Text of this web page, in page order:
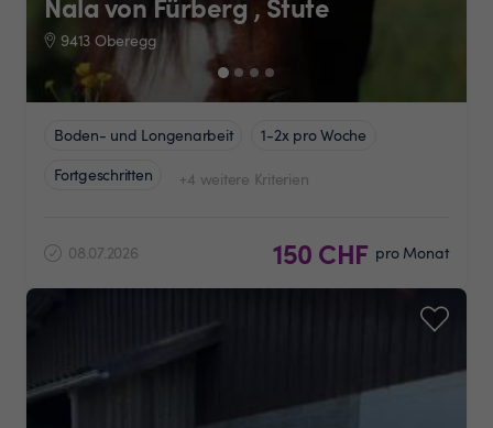
9413 Oberegg
Boden- und Longenarbeit
1-2x pro Woche
Fortgeschritten
+4 weitere Kriterien
08.07.2026 150 CHF pro Monat